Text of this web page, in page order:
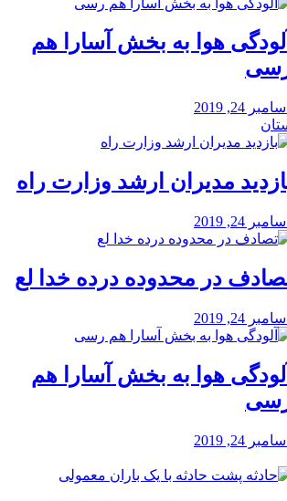
آلودگی هوا به بخش آسارا هم
24, 2019
مدیران ارشد وزارت راه
24, 2019
در محدوده درده خدا لع
24, 2019
آلودگی هوا به بخش آسارا هم
24, 2019